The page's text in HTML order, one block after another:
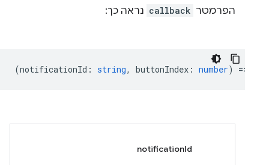
הפרמטר callback נראה כך:
(notificationId : string, buttonIndex : number) =>
notificationId